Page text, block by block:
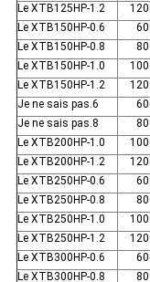
Le XTB125HP-1.2
Le XTB150HP-0.6
Le XTB150HP-0.8
Le XTB150HP-1.0
Le XTB150HP-1.2
Je ne sais pas.6
Je ne sais pas.8
Le XTB200HP-1.0
Le XTB200HP-1.2
Le XTB250HP-0.6
Le XTB250HP-0.8
Le XTB250HP-1.0
Le XTB250HP-1.2
Le XTB300HP-0.6
Le XTB300HP-0.8